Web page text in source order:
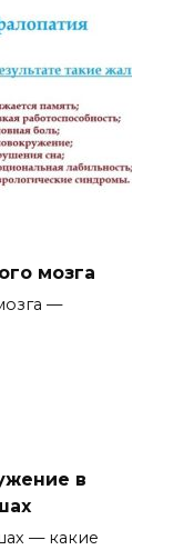
мозга
—
в
— какие